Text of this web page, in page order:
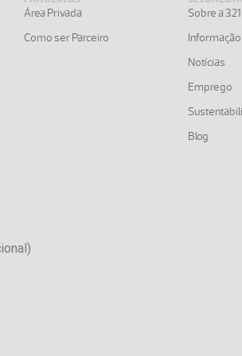
Área Privada
Como ser Parceiro
Sobre a
Notícias
Emprego
Blog